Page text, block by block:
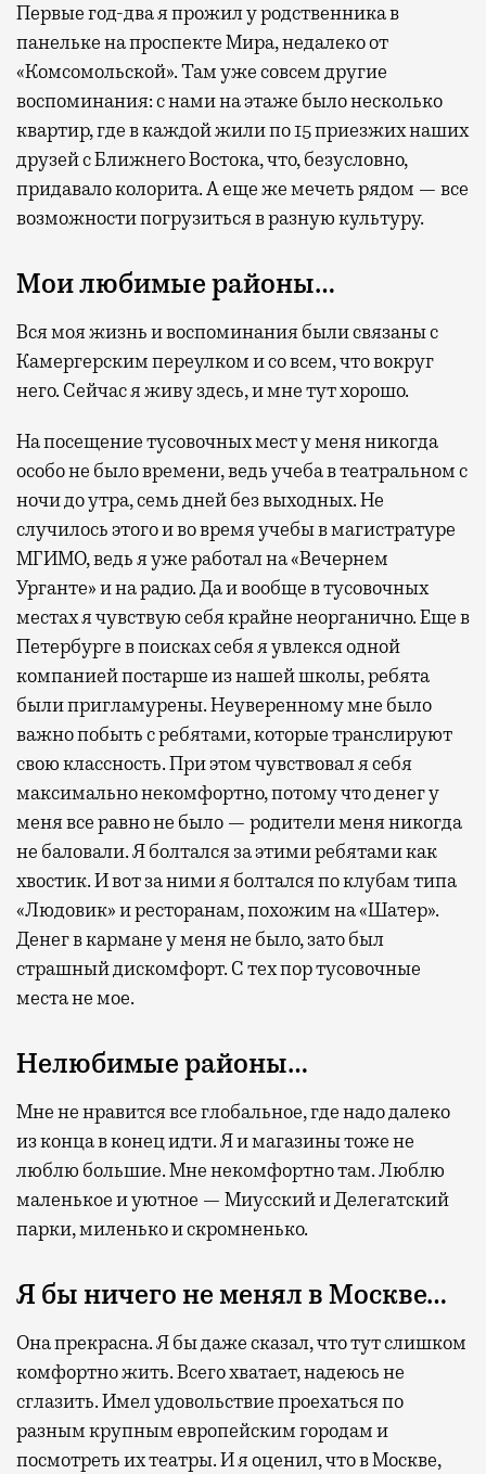
Первые год-два я прожил у родственника в
панельке на проспекте Мира, недалеко от
«Комсомольской». Там уже совсем другие
воспоминания: с нами на этаже было несколько
квартир, где в каждой жили по 15 приезжих наших
друзей с Ближнего Востока, что, безусловно,
придавало колорита. А еще же мечеть рядом — все
возможности погрузиться в разную культуру.
Мои любимые районы…
Вся моя жизнь и воспоминания были связаны с
Камергерским переулком и со всем, что вокруг
него. Сейчас я живу здесь, и мне тут хорошо.
На посещение тусовочных мест у меня никогда
особо не было времени, ведь учеба в театральном с
ночи до утра, семь дней без выходных. Не
случилось этого и во время учебы в магистратуре
МГИМО, ведь я уже работал на «Вечернем
Урганте» и на радио. Да и вообще в тусовочных
местах я чувствую себя крайне неорганично. Еще в
Петербурге в поисках себя я увлекся одной
компанией постарше из нашей школы, ребята
были пригламурены. Неуверенному мне было
важно побыть с ребятами, которые транслируют
свою классность. При этом чувствовал я себя
максимально некомфортно, потому что денег у
меня все равно не было — родители меня никогда
не баловали. Я болтался за этими ребятами как
хвостик. И вот за ними я болтался по клубам типа
«Людовик» и ресторанам, похожим на «Шатер».
Денег в кармане у меня не было, зато был
страшный дискомфорт. С тех пор тусовочные
места не мое.
Нелюбимые районы…
Мне не нравится все глобальное, где надо далеко
из конца в конец идти. Я и магазины тоже не
люблю большие. Мне некомфортно там. Люблю
маленькое и уютное — Миусский и Делегатский
парки, миленько и скромненько.
Я бы ничего не менял в Москве…
Она прекрасна. Я бы даже сказал, что тут слишком
комфортно жить. Всего хватает, надеюсь не
сглазить. Имел удовольствие проехаться по
разным крупным европейским городам и
посмотреть их театры. И я оценил, что в Москве,